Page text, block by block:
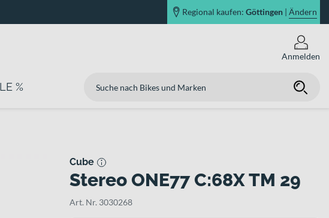
Regional kaufen: Göttingen | Ändern
Anmelden
%
Cube
Stereo ONE77 C:68X TM 29
Art. Nr. 3030268